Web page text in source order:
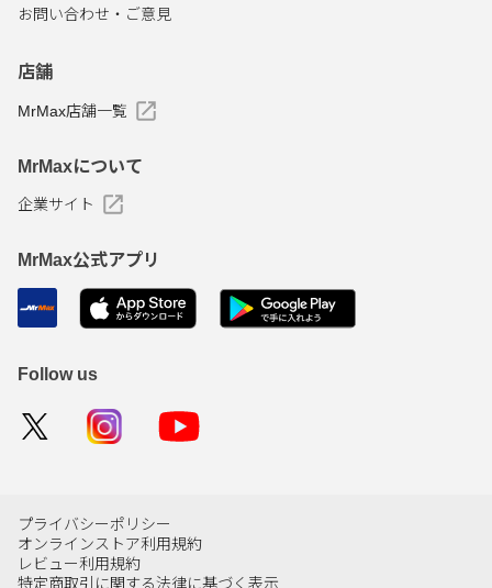
お問い合わせ・ご意見
店舗
MrMax店舗一覧
MrMaxについて
企業サイト
MrMax公式アプリ
Follow us
プライバシーポリシー
オンラインストア利用規約
レビュー利用規約
特定商取引に関する法律に基づく表示